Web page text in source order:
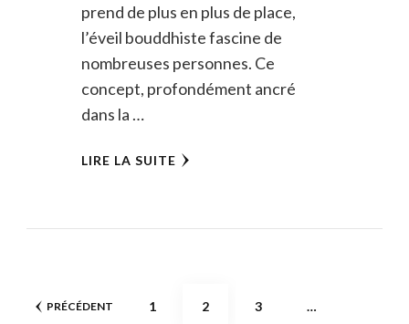
prend de plus en plus de place,
l’éveil bouddhiste fascine de
nombreuses personnes. Ce
concept, profondément ancré
dans la …
LIRE LA SUITE
Pagination
PRÉCÉDENT PAGE
1 PAGE
2 PAGE
3 …